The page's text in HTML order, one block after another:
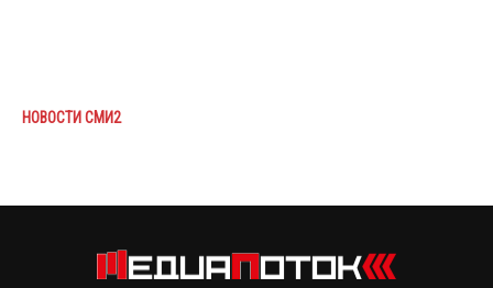
НОВОСТИ СМИ2